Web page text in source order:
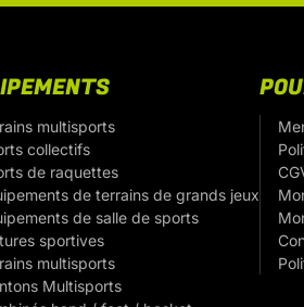
multisports
collectifs
de raquettes
de terrains de grands jeux
de salle de sports
sportives
multisports
Multisports